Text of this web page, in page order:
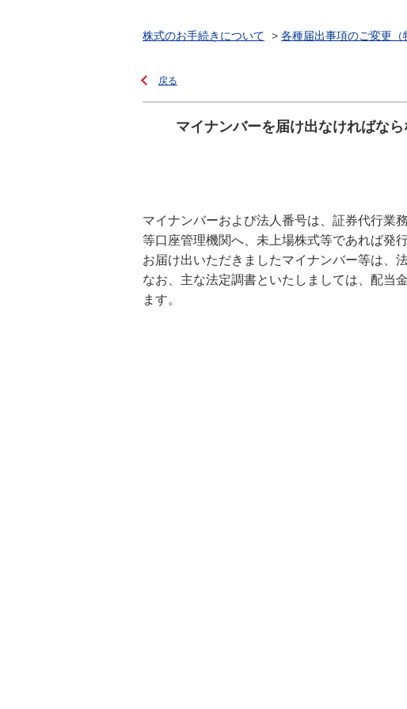
株式のお手続きについて > 各種届出事項のご変更（
戻る
マイナンバーを届け出なければな
マイナンバーおよび法人番号は、証券代行業
等口座管理機関へ、未上場株式等であれば発
お届け出いただきましたマイナンバー等は、
なお、主な法定調書といたしましては、配当
ます。